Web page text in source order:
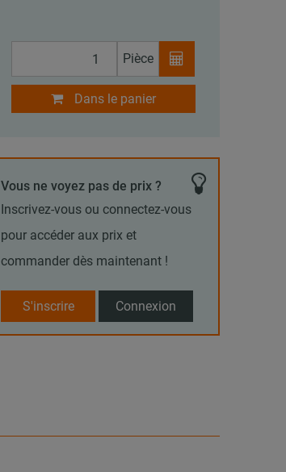
Pièce
Dans le panier
Vous ne voyez pas de prix ?
Inscrivez-vous ou connectez-vous
pour accéder aux prix et
commander dès maintenant !
S'inscrire Connexion